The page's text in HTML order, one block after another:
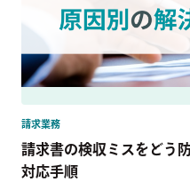
請求業務
請求書の検収ミスをどう
対応手順